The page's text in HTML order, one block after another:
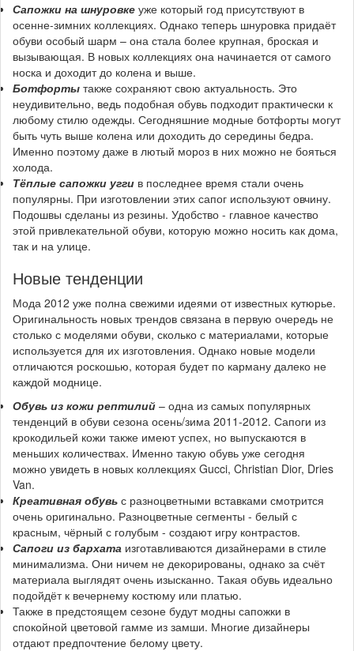
Сапожки на шнуровке уже который год присутствуют в
осенне-зимних коллекциях. Однако теперь шнуровка придаёт
обуви особый шарм – она стала более крупная, броская и
вызывающая. В новых коллекциях она начинается от самого
носка и доходит до колена и выше.
Ботфорты также сохраняют свою актуальность. Это
неудивительно, ведь подобная обувь подходит практически к
любому стилю одежды. Сегодняшние модные ботфорты могут
быть чуть выше колена или доходить до середины бедра.
Именно поэтому даже в лютый мороз в них можно не бояться
холода.
Тёплые сапожки угги в последнее время стали очень
популярны. При изготовлении этих сапог используют овчину.
Подошвы сделаны из резины. Удобство - главное качество
этой привлекательной обуви, которую можно носить как дома,
так и на улице.
Новые тенденции
Мода 2012 уже полна свежими идеями от известных кутюрье.
Оригинальность новых трендов связана в первую очередь не
столько с моделями обуви, сколько с материалами, которые
используется для их изготовления. Однако новые модели
отличаются роскошью, которая будет по карману далеко не
каждой моднице.
Обувь из кожи рептилий – одна из самых популярных
тенденций в обуви сезона осень/зима 2011-2012. Сапоги из
крокодильей кожи также имеют успех, но выпускаются в
меньших количествах. Именно такую обувь уже сегодня
можно увидеть в новых коллекциях Gucci, Christian Dior, Dries
Van.
Креативная обувь с разноцветными вставками смотрится
очень оригинально. Разноцветные сегменты - белый с
красным, чёрный с голубым - создают игру контрастов.
Сапоги из бархата изготавливаются дизайнерами в стиле
минимализма. Они ничем не декорированы, однако за счёт
материала выглядят очень изысканно. Такая обувь идеально
подойдёт к вечернему костюму или платью.
Также в предстоящем сезоне будут модны сапожки в
спокойной цветовой гамме из замши. Многие дизайнеры
отдают предпочтение белому цвету.